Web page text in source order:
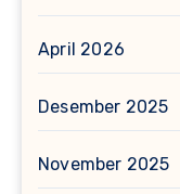
April 2026
Desember 2025
November 2025